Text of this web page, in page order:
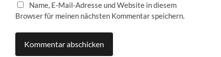
Name, E-Mail-Adresse und Website in diesem
Browser für meinen nächsten Kommentar speichern.